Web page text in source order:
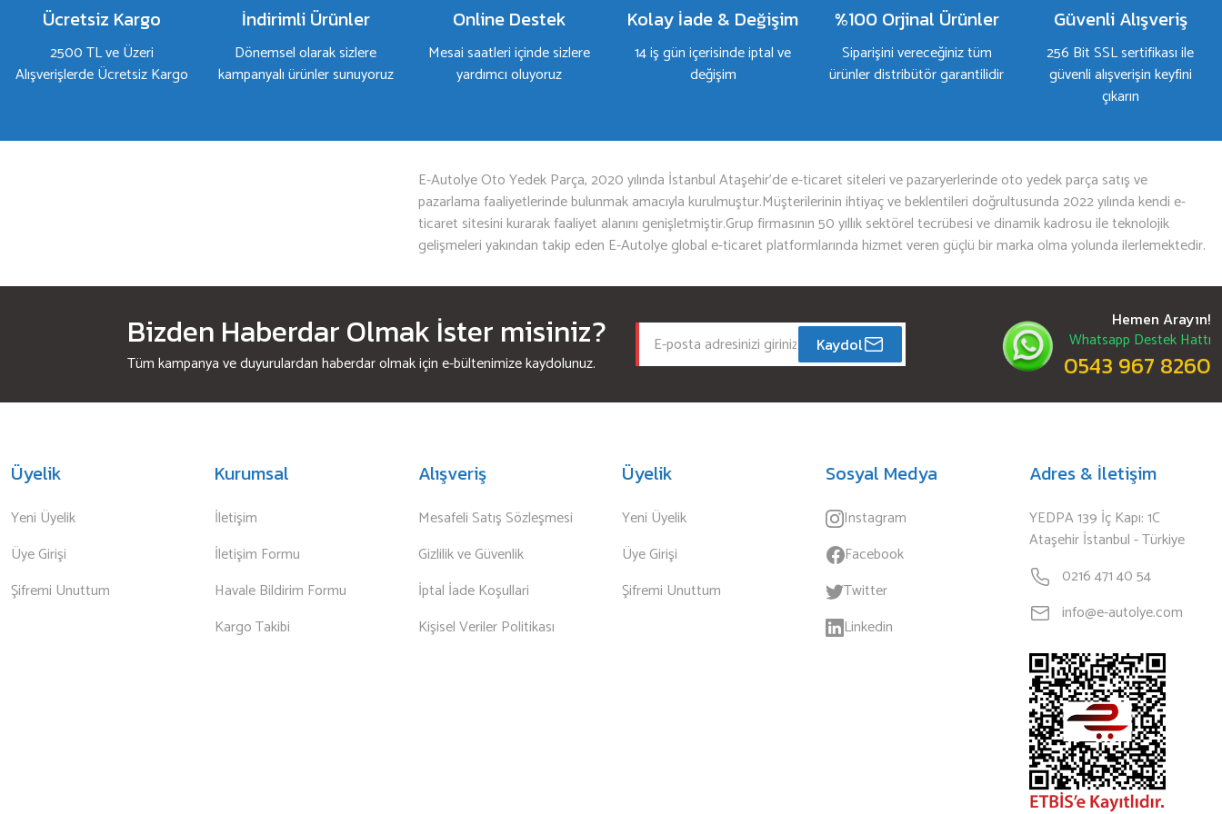
Ücretsiz Kargo
2500 TL ve Üzeri
Alışverişlerde Ücretsiz Kargo
İndirimli Ürünler
Dönemsel olarak sizlere
kampanyalı ürünler sunuyoruz
Online Destek
Mesai saatleri içinde sizlere
yardımcı oluyoruz
Kolay İade & Değişim
14 iş gün içerisinde iptal ve
değişim
%100 Orjinal Ürünler
Siparişini vereceğiniz tüm
ürünler distribütör garantilidir
Güvenli Alışveriş
256 Bit SSL sertifikası ile
güvenli alışverişin keyfini
çıkarın
E-Autolye Oto Yedek Parça, 2020 yılında İstanbul Ataşehir’de e-ticaret siteleri ve pazaryerlerinde oto yedek parça satış ve
pazarlama faaliyetlerinde bulunmak amacıyla kurulmuştur.Müşterilerinin ihtiyaç ve beklentileri doğrultusunda 2022 yılında kendi e-
ticaret sitesini kurarak faaliyet alanını genişletmiştir.Grup firmasının 50 yıllık sektörel tecrübesi ve dinamik kadrosu ile teknolojik
gelişmeleri yakından takip eden E-Autolye global e-ticaret platformlarında hizmet veren güçlü bir marka olma yolunda ilerlemektedir.
Bizden Haberdar Olmak İster misiniz?
Tüm kampanya ve duyurulardan haberdar olmak için e-bültenimize kaydolunuz.
Kaydol
Hemen Arayın!
Whatsapp Destek Hattı
0543 967 8260
Üyelik
Yeni Üyelik
Üye Girişi
Şifremi Unuttum
Kurumsal
İletişim
İletişim Formu
Havale Bildirim Formu
Kargo Takibi
Alışveriş
Mesafeli Satış Sözleşmesi
Gizlilik ve Güvenlik
İptal İade Koşullari
Kişisel Veriler Politikası
Üyelik
Yeni Üyelik
Üye Girişi
Şifremi Unuttum
Sosyal Medya
Instagram
Facebook
Twitter
Linkedin
Adres & İletişim
YEDPA 139 İç Kapı: 1C
Ataşehir İstanbul - Türkiye
0216 471 40 54
info@e-autolye.com